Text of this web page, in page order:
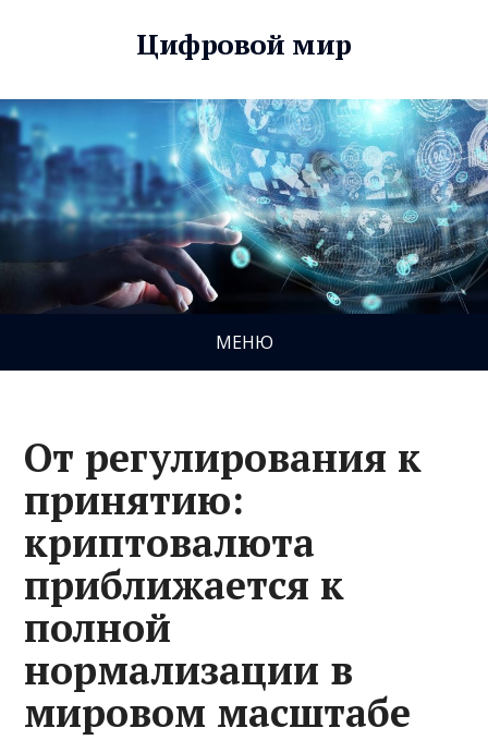
Цифровой мир
МЕНЮ
От регулирования к
принятию:
криптовалюта
приближается к
полной
нормализации в
мировом масштабе